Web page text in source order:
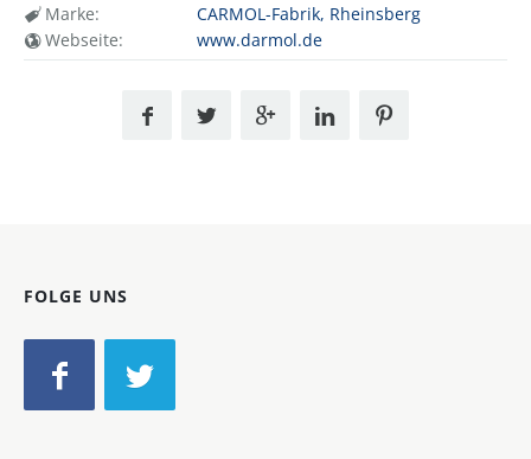
Marke:
CARMOL-Fabrik, Rheinsberg
Webseite:
www.darmol.de
FOLGE UNS